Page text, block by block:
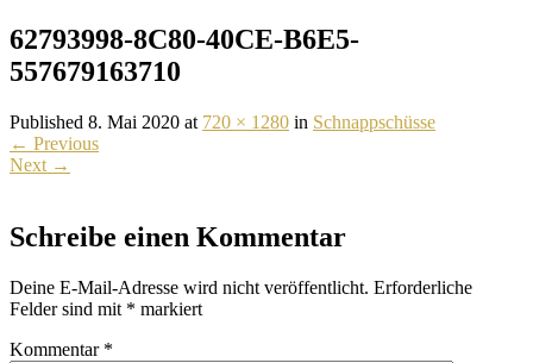
62793998-8C80-40CE-B6E5-
557679163710
Published 8. Mai 2020 at 720 × 1280 in Schnappschüsse
← Previous
Next →
Schreibe einen Kommentar
Deine E-Mail-Adresse wird nicht veröffentlicht. Erforderliche
Felder sind mit * markiert
Kommentar *